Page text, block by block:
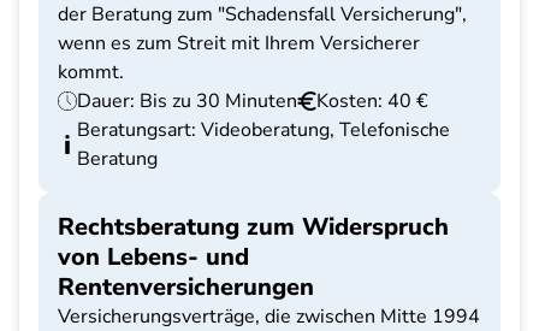
der Beratung zum "Schadensfall Versicherung",
wenn es zum Streit mit Ihrem Versicherer
kommt.
Dauer: Bis zu 30 Minuten
Kosten: 40 €
Beratungsart: Videoberatung, Telefonische
Beratung
Rechtsberatung zum Widerspruch
von Lebens- und
Rentenversicherungen
Versicherungsverträge, die zwischen Mitte 1994